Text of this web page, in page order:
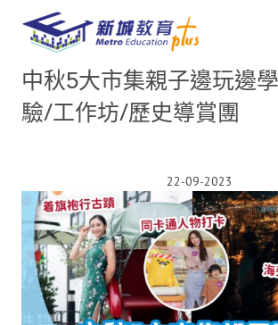
中秋5大市集親子邊玩邊
驗/工作坊/歷史導賞團
22-09-2023